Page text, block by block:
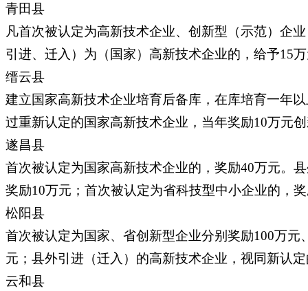
青田县
凡首次被认定为高新技术企业、创新型（示范）企
引进、迁入）为（国家）高新技术企业的，给予15
缙云县
建立国家高新技术企业培育后备库，在库培育一年
过重新认定的国家高新技术企业，当年奖励10万元
遂昌县
首次被认定为国家高新技术企业的，奖励40万元。
奖励10万元；首次被认定为省科技型中小企业的，
松阳县
首次被认定为国家、省创新型企业分别奖励100万
元；县外引进（迁入）的高新技术企业，视同新认
云和县